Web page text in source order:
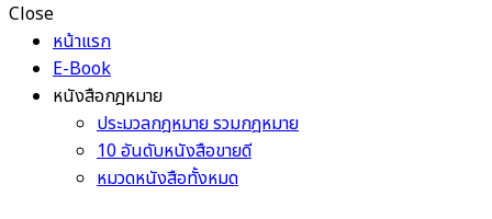
Close
หน้าแรก
E-Book
หนังสือกฎหมาย
ประมวลกฎหมาย รวมกฎหมาย
10 อันดับหนังสือขายดี
หมวดหนังสือทั้งหมด